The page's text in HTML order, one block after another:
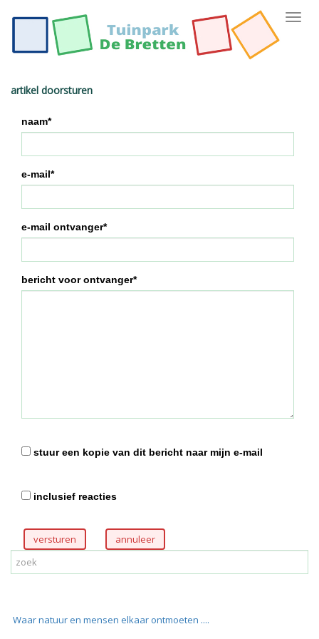
artikel doorsturen
naam*
e-mail*
e-mail ontvanger*
bericht voor ontvanger*
stuur een kopie van dit bericht naar mijn e-mail
inclusief reacties
versturen
Waar natuur en mensen elkaar ontmoeten ....